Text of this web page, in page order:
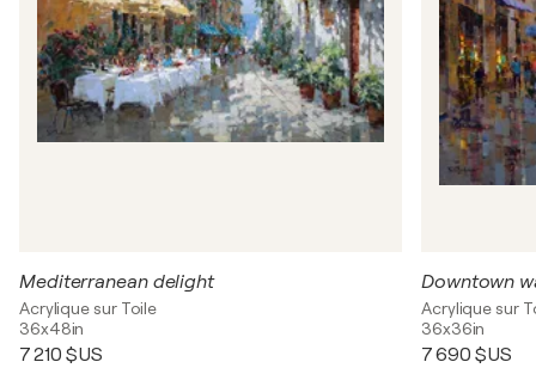
Mediterranean delight
Acrylique sur Toile
36x48in
7 210 $US
Downtown
Acrylique sur
36x36in
7 690 $US